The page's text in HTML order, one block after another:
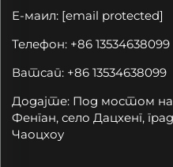
Е-маил: [email protected]
Телефон: +86 13534638099
Ватсап: +86 13534638099
Додајте: Под мостом
Фенган, село Дацхенг,
Чаоцхоу